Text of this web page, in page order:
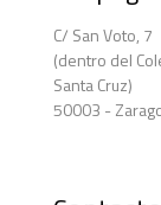
C/ San Voto, 7
(dentro del
Santa Cruz)
50003 -